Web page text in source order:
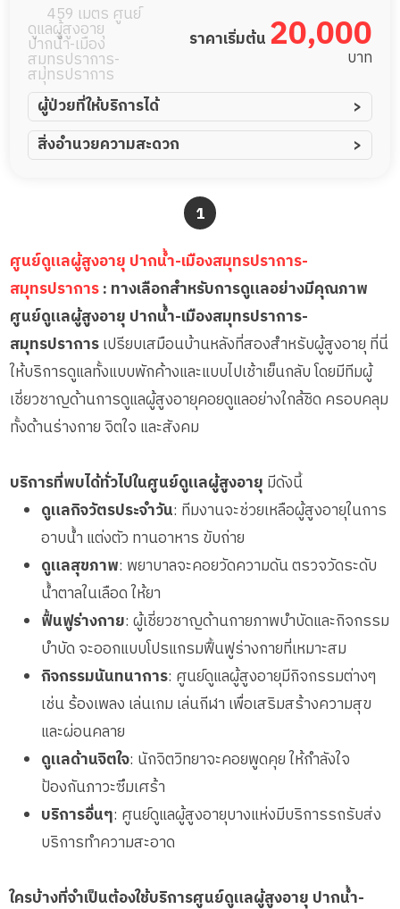
459 เมตร ศูนย์
ดูแลผู้สูงอายุ
ปากน้ำ-เมือง
สมุทรปราการ-
สมุทรปราการ
ราคาเริ่มต้น 20,000
บาท
ผู้ป่วยที่ให้บริการได้
ผู้ป่วยอัมพาต อัมพฤกษ์
ผู้ป่วยอัลไซเมอร์
ผู้ป่วยเส้นเลือดสมองแตก
ผู้ป่วยที่มาพักฟื้นทำแผลกดทับ
ผู้ป่วยพักฟื้นหลังผ่าตัด
สิ่งอำนวยความสะดวก
แพทย์เฉพาะทาง
อาหารตามโภชนาการ
ดูแลความสะอาด ซักผ้า
กายภาพบำบัด
กิจกรรมนันทนาการ
รายงานข้อมูลสุขภาพ
1
ศูนย์ดูแลผู้สูงอายุ ปากน้ำ-เมืองสมุทรปราการ-
สมุทรปราการ: ทางเลือกสำหรับการดูแลอย่างมีคุณภาพ
ศูนย์ดูแลผู้สูงอายุ ปากน้ำ-เมืองสมุทรปราการ-
สมุทรปราการเปรียบเสมือนบ้านหลังที่สองสำหรับผู้สูงอายุ ที่นี่
ให้บริการดูแลทั้งแบบพักค้างและแบบไปเช้าเย็นกลับ โดยมีทีมผู้
เชี่ยวชาญด้านการดูแลผู้สูงอายุคอยดูแลอย่างใกล้ชิด ครอบคลุม
ทั้งด้านร่างกาย จิตใจ และสังคม
บริการที่พบได้ทั่วไปในศูนย์ดูแลผู้สูงอายุ มีดังนี้
ดูแลกิจวัตรประจำวัน: ทีมงานจะช่วยเหลือผู้สูงอายุในการ
อาบน้ำ แต่งตัว ทานอาหาร ขับถ่าย
ดูแลสุขภาพ: พยาบาลจะคอยวัดความดัน ตรวจวัดระดับ
น้ำตาลในเลือด ให้ยา
ฟื้นฟูร่างกาย: ผู้เชี่ยวชาญด้านกายภาพบำบัดและกิจกรรม
บำบัด จะออกแบบโปรแกรมฟื้นฟูร่างกายที่เหมาะสม
กิจกรรมนันทนาการ: ศูนย์ดูแลผู้สูงอายุมีกิจกรรมต่างๆ
เช่น ร้องเพลง เล่นเกม เล่นกีฬา เพื่อเสริมสร้างความสุข
และผ่อนคลาย
ดูแลด้านจิตใจ: นักจิตวิทยาจะคอยพูดคุย ให้กำลังใจ
ป้องกันภาวะซึมเศร้า
บริการอื่นๆ: ศูนย์ดูแลผู้สูงอายุบางแห่งมีบริการรถรับส่ง
บริการทำความสะอาด
ใครบ้างที่จำเป็นต้องใช้บริการศูนย์ดูแลผู้สูงอายุ ปากน้ำ-